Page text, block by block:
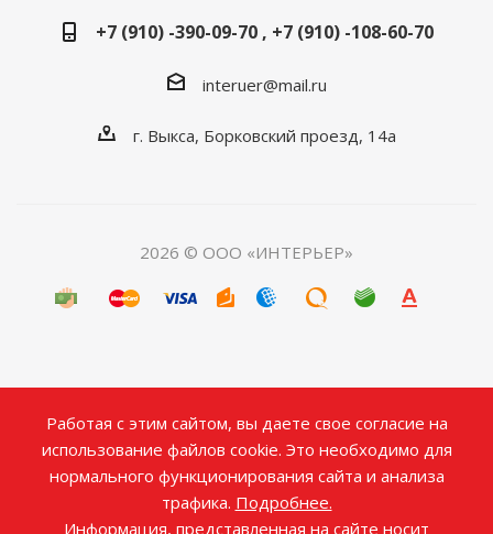
+7 (910) -390-09-70 , +7 (910) -108-60-70
interuer@mail.ru
г. Выкса, Борковский проезд, 14а
2026 © ООО «ИНТЕРЬЕР»
Работая с этим сайтом, вы даете свое согласие на
использование файлов cookie. Это необходимо для
нормального функционирования сайта и анализа
трафика. Подробнее.
Информация, представленная на сайте носит